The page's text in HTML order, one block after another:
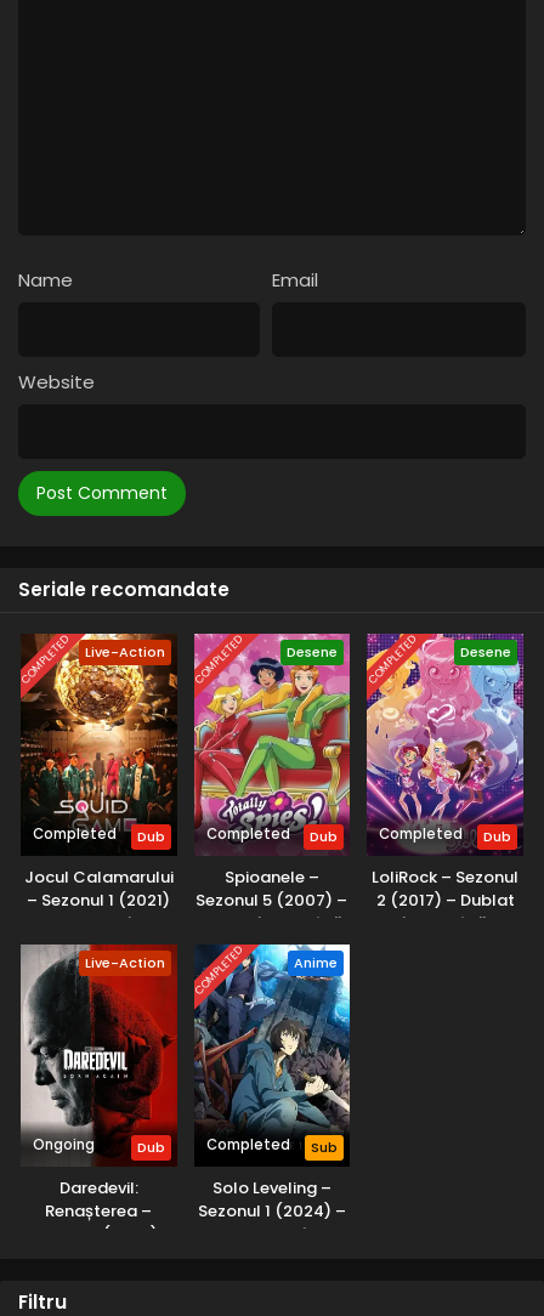
2 Noul Jerry
Name Email
Website
Seriale recomandate
COMPLETED Live-Action
Completed Dub
Jocul Calamarului
– Sezonul 1 (2021)
– Dublat în
Română
COMPLETED Desene
Completed Dub
Spioanele –
Sezonul 5 (2007) –
Dublat în Română
COMPLETED Desene
Completed Dub
LoliRock – Sezonul
2 (2017) – Dublat
în Română
Live-Action
Ongoing Dub
Daredevil:
Renașterea –
Sezonul 1 (2025) –
COMPLETED Anime
Completed Sub
Solo Leveling –
Sezonul 1 (2024) –
Subtitrat în
Filtru